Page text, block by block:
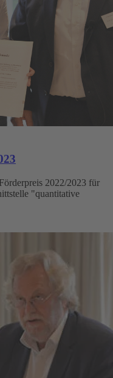
2022/2023 für
"quantitative